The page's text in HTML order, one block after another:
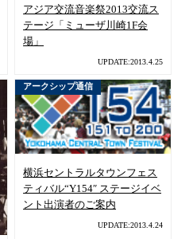
アジア交流音楽祭2013交流ス
テージ「ミューザ川崎1F会
場」
UPDATE:2013.4.25
アークシップ通信
横浜セントラルタウンフェス
ティバル“Y154″ ステージイベ
ント出演者のご案内
UPDATE:2013.4.24